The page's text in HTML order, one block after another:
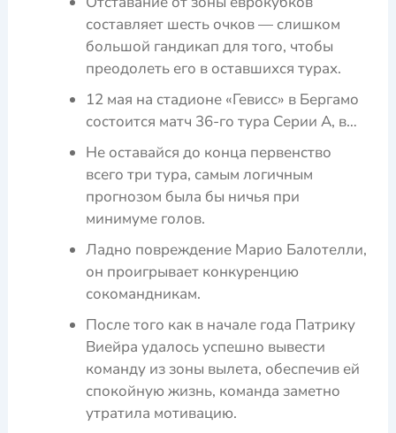
составляет шесть очков — слишком
большой гандикап для того, чтобы
преодолеть его в оставшихся турах.
12 мая на стадионе «Гевисс» в Бергамо
состоится матч 36-го тура Серии А, в…
Не оставайся до конца первенство
всего три тура, самым логичным
прогнозом была бы ничья при
минимуме голов.
Ладно повреждение Марио Балотелли,
он проигрывает конкуренцию
сокомандникам.
После того как в начале года Патрику
Виейра удалось успешно вывести
команду из зоны вылета, обеспечив ей
спокойную жизнь, команда заметно
утратила мотивацию.